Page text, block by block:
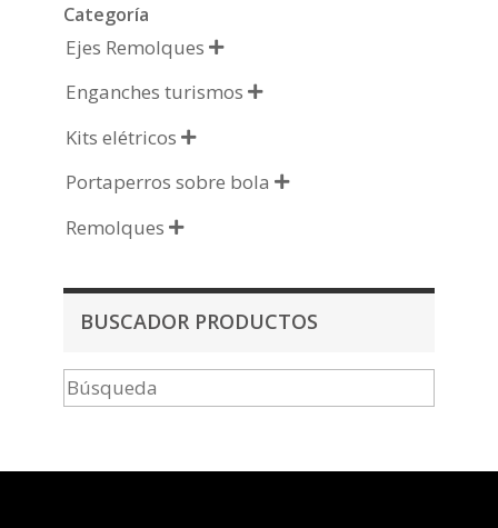
Categoría
Ejes Remolques 
Enganches turismos 
Kits elétricos 
Portaperros sobre bola 
Remolques 
BUSCADOR PRODUCTOS